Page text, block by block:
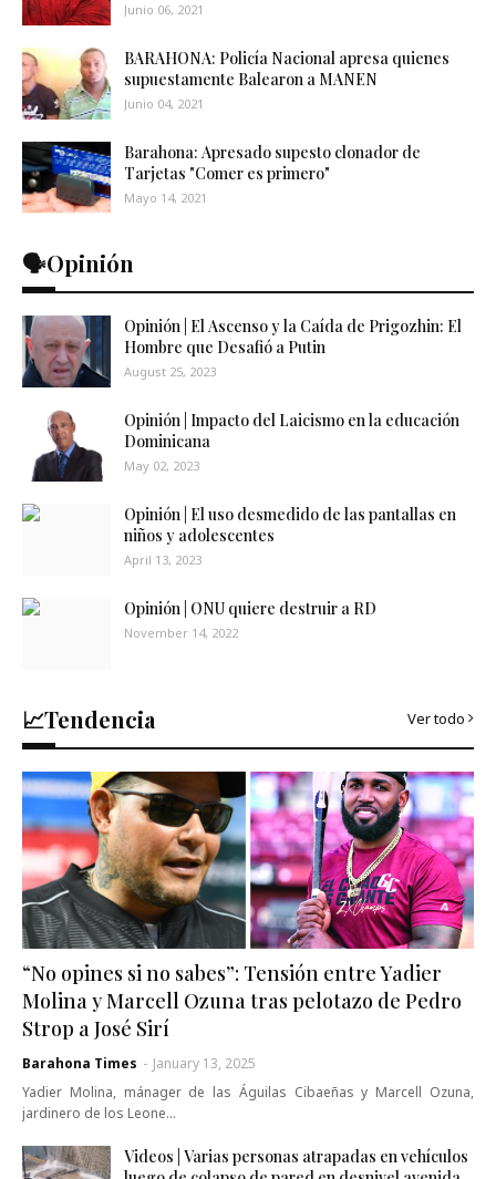
Junio 06, 2021
BARAHONA: Policía Nacional apresa quienes
supuestamente Balearon a MANEN
Junio 04, 2021
Barahona: Apresado supesto clonador de
Tarjetas "Comer es primero"
Mayo 14, 2021
🗣️Opinión
Opinión | El Ascenso y la Caída de Prigozhin: El
Hombre que Desafió a Putin
August 25, 2023
Opinión | Impacto del Laicismo en la educación
Dominicana
May 02, 2023
Opinión | El uso desmedido de las pantallas en
niños y adolescentes
April 13, 2023
Opinión | ONU quiere destruir a RD
November 14, 2022
📈Tendencia Ver todo
“No opines si no sabes”: Tensión entre Yadier
Molina y Marcell Ozuna tras pelotazo de Pedro
Strop a José Sirí
Barahona Times - January 13, 2025
Yadier Molina, mánager de las Águilas Cibaeñas y Marcell Ozuna,
jardinero de los Leone…
Videos | Varias personas atrapadas en vehículos